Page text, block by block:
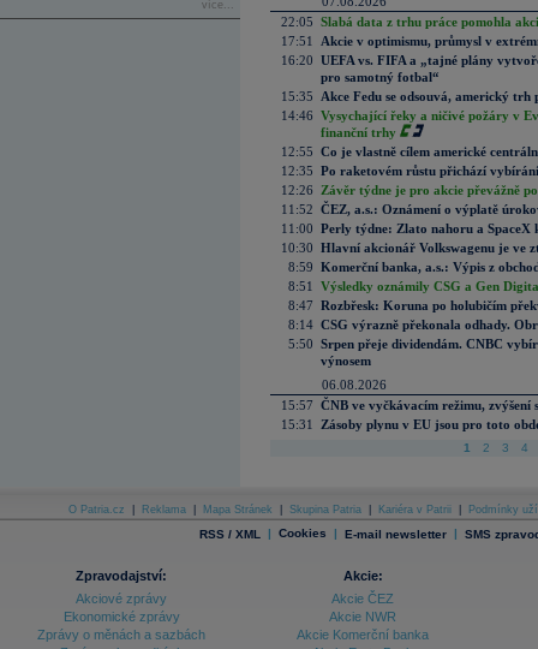
více...
22:05 Slabá data z trhu práce pomohla
17:51
Akcie v optimismu, průmysl v
16:20 UEFA vs. FIFA a „tajné plány
pro samotný fotbal“
15:35
Akce Fedu se odsouvá, americký
14:46 Vysychající řeky a ničivé požáry v
finanční trhy
12:55 Co je vlastně cílem americké
12:35 Po raketovém růstu přichází
12:26
Závěr týdne je pro akcie převážně
11:52 ČEZ, a.s.: Oznámení o výplatě
11:00 Perly týdne: Zlato nahoru a SpaceX
10:30 Hlavní akcionář Volkswagenu je ve
8:59 Komerční banka, a.s.: Výpis z
8:51
Výsledky oznámily CSG a Gen
8:47 Rozbřesk: Koruna po holubičím
8:14 CSG výrazně překonala odhady.
5:50 Srpen přeje dividendám. CNBC
výnosem
06.08.2026
15:57 ČNB ve vyčkávacím režimu, zvýšení
15:31
Zásoby plynu v EU jsou pro toto
1 2 3 4
O Patria.cz Reklama Mapa Stránek Skupina Patria Kariéra v Patrii Podmínky
RSS / XML | Cookies | E-mail newsletter | SMS
Zpravodajství:
Akciové zprávy
Ekonomické zprávy
Zprávy o měnách a sazbách
Akcie:
Akcie ČEZ
Akcie NWR
Akcie Komerční banka